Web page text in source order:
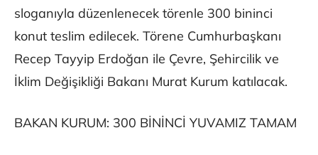
sloganıyla düzenlenecek törenle 300 bininci
konut teslim edilecek. Törene Cumhurbaşkanı
Recep Tayyip Erdoğan ile Çevre, Şehircilik ve
İklim Değişikliği Bakanı Murat Kurum katılacak.
BAKAN KURUM: 300 BİNİNCİ YUVAMIZ TAMAM